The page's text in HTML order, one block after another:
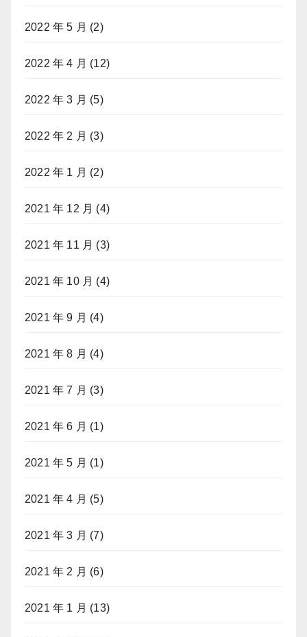
2022 年 5 月 (2)
2022 年 4 月 (12)
2022 年 3 月 (5)
2022 年 2 月 (3)
2022 年 1 月 (2)
2021 年 12 月 (4)
2021 年 11 月 (3)
2021 年 10 月 (4)
2021 年 9 月 (4)
2021 年 8 月 (4)
2021 年 7 月 (3)
2021 年 6 月 (1)
2021 年 5 月 (1)
2021 年 4 月 (5)
2021 年 3 月 (7)
2021 年 2 月 (6)
2021 年 1 月 (13)